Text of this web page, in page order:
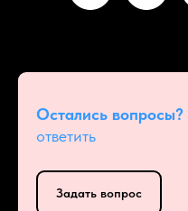
Остались вопросы?
ответить
Задать вопрос